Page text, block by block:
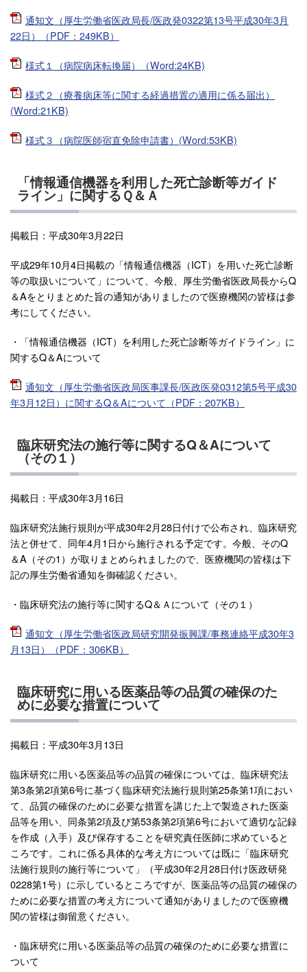
通知文（厚生労働省医政局長/医政発0322第13号平成30年3月
22日）（PDF：249KB）
様式１（病院病床転換届）（Word:24KB)
様式２（療養病床等に関する経過措置の適用に係る届出）
(Word:21KB)
様式３（病院医師宿直免除申請書）(Word:53KB)
「情報通信機器を利用した死亡診断等ガイド
ライン」に関するＱ＆Ａ
掲載日：平成30年3月22日
平成29年10月4日掲載の「情報通信機器（ICT）を用いた死亡診断
等の取扱いについて」について、今般、厚生労働省医政局長からQ
＆Aをとりまとめた旨の通知がありましたので医療機関の皆様は参
考にしてください。
・「情報通信機器（ICT）を利用した死亡診断等ガイドライン」に
関するQ＆Aについて
通知文（厚生労働省医政局医事課長/医政医発0312第5号平成30
年3月12日）に関するQ＆Aについて（PDF：207KB）
臨床研究法の施行等に関するQ＆Aについて
（その１）
掲載日：平成30年3月16日
臨床研究法施行規則が平成30年2月28日付けで公布され、臨床研究
法と併せて、同年4月1日から施行される予定です。今般、そのQ
＆A（その1）が取りまとめられましたので、医療機関の皆様は下
記の厚生労働省通知を御確認ください。
・臨床研究法の施行等に関するQ＆Ａについて（その１）
通知文（厚生労働省医政局研究開発振興課/事務連絡平成30年3
月13日）（PDF：306KB）
臨床研究に用いる医薬品等の品質の確保のた
めに必要な措置について
掲載日：平成30年3月13日
臨床研究に用いる医薬品等の品質の確保については、臨床研究法
第3条第2項第6号に基づく臨床研究法施行規則第25条第1項におい
て、品質の確保のために必要な措置を講じた上で製造された医薬
品等を用い、同条第2項及び第53条第2項第6号において適切な記録
を作成（入手）及び保存することを研究責任医師に求めていると
ころです。これに係る具体的な考え方については既に「臨床研究
法施行規則の施行等について」（平成30年2月28日付け医政研発
0228第1号）に示しているところですが、医薬品等の品質の確保の
ために必要な措置の考え方について通知がありましたので医療機
関の皆様は御留意ください。
・臨床研究に用いる医薬品等の品質の確保のために必要な措置に
ついて